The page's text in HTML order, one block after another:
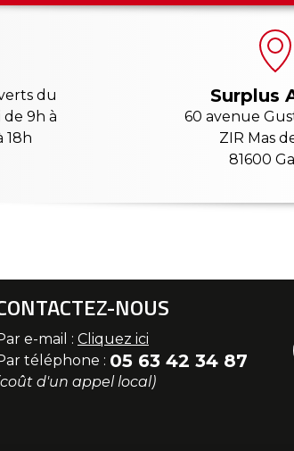
du
9h à
18h
Surplus
60 avenue
ZIR Mas
81600
NOUS
e-mail : Cliquez ici
téléphone : 05 63 42 34 87
d'un appel local)